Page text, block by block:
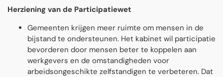
Herziening van de Participatiewet
Gemeenten krijgen meer ruimte om mensen in de
bijstand te ondersteunen. Het kabinet wil participatie
bevorderen door mensen beter te koppelen aan
werkgevers en de omstandigheden voor
arbeidsongeschikte zelfstandigen te verbeteren. Dat